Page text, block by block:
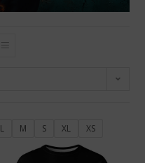
L M S XL XS